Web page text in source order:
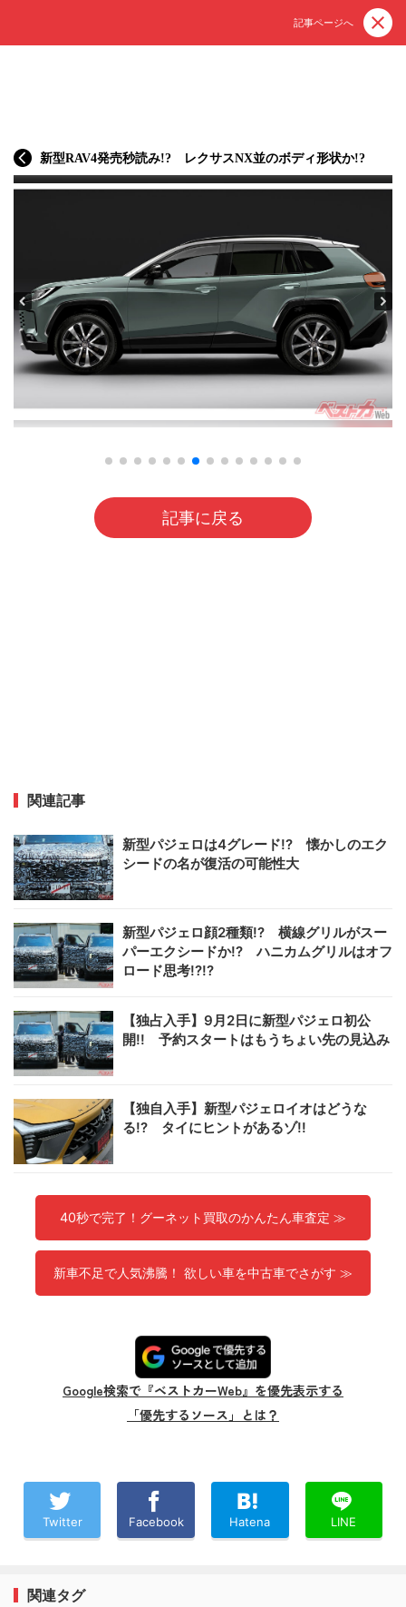
記事ページへ
新型RAV4発売秒読み!? レクサスNX並のボディ形状か!?
記事に戻る
関連記事
新型パジェロは4グレード!? 懐かしのエク
シードの名が復活の可能性大
新型パジェロ顔2種類!? 横線グリルがスー
パーエクシードか!? ハニカムグリルはオフ
ロード思考!?!?
【独占入手】9月2日に新型パジェロ初公
開!! 予約スタートはもうちょい先の見込み
【独自入手】新型パジェロイオはどうな
る!? タイにヒントがあるゾ!!
40秒で完了！グーネット買取のかんたん車査定 ≫
新車不足で人気沸騰！ 欲しい車を中古車でさがす ≫
Google検索で『ベストカーWeb』を優先表示する
「優先するソース」とは？
Twitter Facebook Hatena LINE
関連タグ